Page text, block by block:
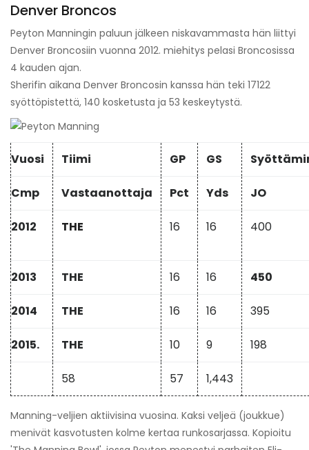
Denver Broncos
Peyton Manningin paluun jälkeen niskavammasta hän liittyi
Denver Broncosiin vuonna 2012. miehitys pelasi Broncosissa
4 kauden ajan.
Sherifin aikana Denver Broncosin kanssa hän teki 17122
syöttöpistettä, 140 kosketusta ja 53 keskeytystä.
Vuosi Tiimi GP GS
Cmp Vastaanottaja Pct Yds JO
2012 THE 16 16 400
2013 THE 16 16 450
2014 THE 16 16 395
2015. THE 10 9 198
58 57 1,443
Manning-veljien aktiivisina vuosina. Kaksi veljeä (joukkue)
menivät kasvotusten kolme kertaa runkosarjassa. Kopioitu